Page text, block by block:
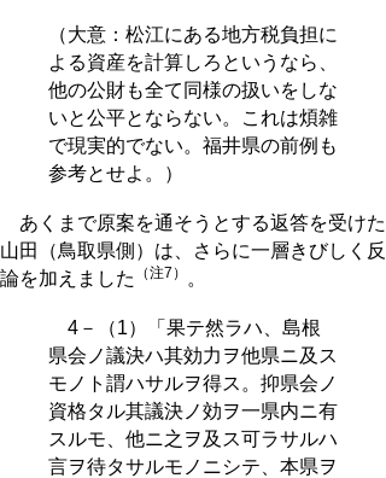
（大意：松江にある地方税負担に
よる資産を計算しろというなら、
他の公財も全て同様の扱いをしな
いと公平とならない。これは煩雑
で現実的でない。福井県の前例も
参考とせよ。）
あくまで原案を通そうとする返答を受けた
山田（鳥取県側）は、さらに一層きびしく反
論を加えました
（注7） 。
4－（1）「果テ然ラハ、島根
県会ノ議決ハ其効力ヲ他県ニ及ス
モノト謂ハサルヲ得ス。抑県会ノ
資格タル其議決ノ効ヲ一県内ニ有
スルモ、他ニ之ヲ及ス可ラサルハ
言ヲ待タサルモノニシテ、本県ヲ